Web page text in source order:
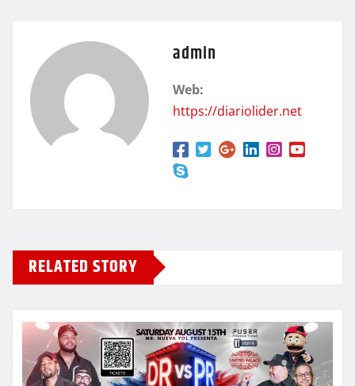
admin
Web:
https://diariolider.net
RELATED STORY